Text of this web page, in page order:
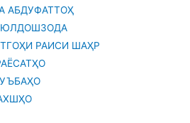
АБДУФАТТОҲ
РАИСИ ШАҲР